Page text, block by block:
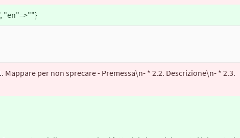
"en"=>""}
per non sprecare - Premessa\n- * 2.2. Descrizione\n- * 2.3.